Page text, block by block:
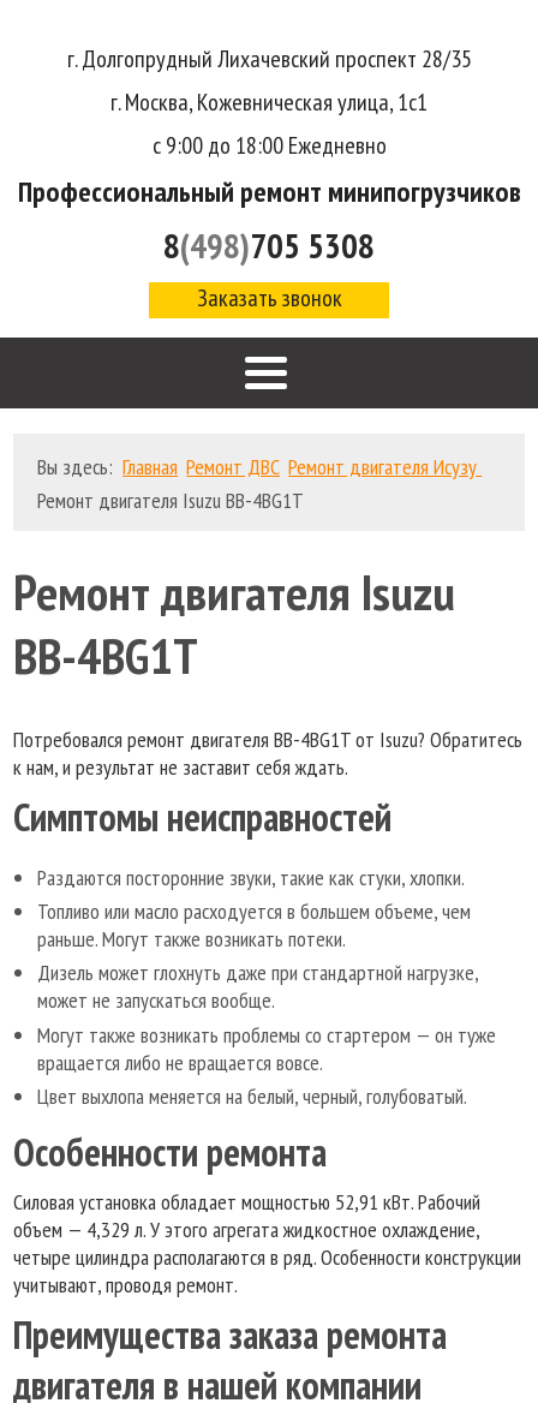
г. Долгопрудный Лихачевский проспект 28/35
г. Москва, Кожевническая улица, 1с1
с 9:00 до 18:00 Ежедневно
Профессиональный ремонт минипогрузчиков
8(498)705 5308
Заказать звонок
Вы здесь:Главная Ремонт ДВС Ремонт двигателя Исузу
Ремонт двигателя Isuzu BB-4BG1T
Ремонт двигателя Isuzu
BB-4BG1T
Потребовался ремонт двигателя BB-4BG1T от Isuzu? Обратитесь
к нам, и результат не заставит себя ждать.
Симптомы неисправностей
Раздаются посторонние звуки, такие как стуки, хлопки.
Топливо или масло расходуется в большем объеме, чем
раньше. Могут также возникать потеки.
Дизель может глохнуть даже при стандартной нагрузке,
может не запускаться вообще.
Могут также возникать проблемы со стартером — он туже
вращается либо не вращается вовсе.
Цвет выхлопа меняется на белый, черный, голубоватый.
Особенности ремонта
Силовая установка обладает мощностью 52,91 кВт. Рабочий
объем — 4,329 л. У этого агрегата жидкостное охлаждение,
четыре цилиндра располагаются в ряд. Особенности конструкции
учитывают, проводя ремонт.
Преимущества заказа ремонта
двигателя в нашей компании